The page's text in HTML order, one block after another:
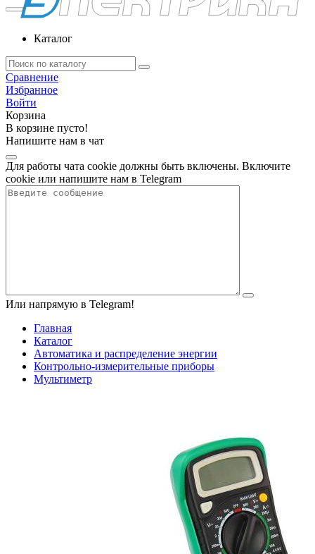
Каталог
Сравнение
Избранное
Войти
Корзина
В корзине пусто!
Напишите нам в чат
Для работы чата cookie должны быть включены. Включите
cookie или напишите нам в Telegram
Или напрямую в Telegram!
Главная
Каталог
Автоматика и распределение энергии
Контрольно-измерительные приборы
Мультиметр